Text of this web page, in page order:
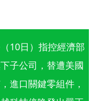
10日）指控經濟部
子公司，替遭美國
進口關鍵零組件，